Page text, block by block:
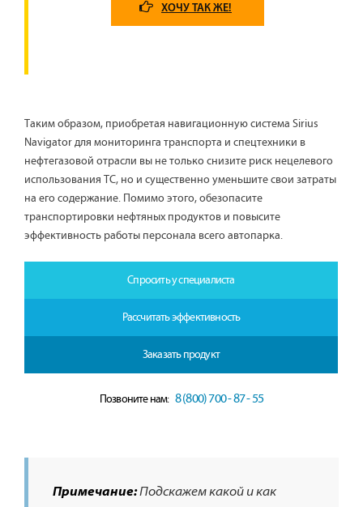
ХОЧУ ТАК ЖЕ!
Таким образом, приобретая навигационную система Sirius
Navigator для мониторинга транспорта и спецтехники в
нефтегазовой отрасли вы не только снизите риск нецелевого
использования ТС, но и существенно уменьшите свои затраты
на его содержание. Помимо этого, обезопасите
транспортировки нефтяных продуктов и повысите
эффективность работы персонала всего автопарка.
Спросить у специалиста
Рассчитать эффективность
Заказать продукт
Позвоните нам: 8 (800) 700 - 87 - 55
Примечание:Подскажем какой и как